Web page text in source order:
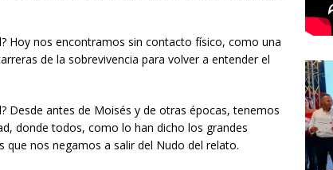
Hoy nos encontramos sin contacto físico, como una
de la sobrevivencia para volver a entender el
Desde antes de Moisés y de otras épocas, tenemos
donde todos, como lo han dicho los grandes
nos negamos a salir del Nudo del relato.